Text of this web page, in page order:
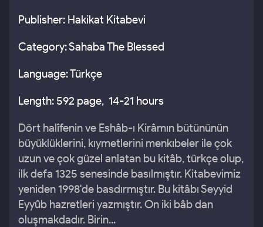
Publisher: Hakikat Kitabevi
Category: Sahaba The Blessed
Language: Türkçe
Length: 592 page, 14-21 hours
Dört halîfenin ve Eshâb-ı Kirâmın bütününün
büyüklüklerini, kıymetlerini menkıbeler ile çok
uzun ve çok güzel anlatan bu kitâb, türkçe olup,
ilk defa 1325 senesinde basılmıştır. Kitabevimiz
yeniden 1998'de basdırmıştır. Bu kitâbı Seyyid
Eyyûb hazretleri yazmıştır. On iki bâb dan
oluşmakdadır. Birin...